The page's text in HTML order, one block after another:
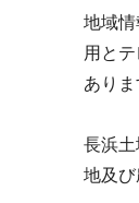
地域
用と
ありま
長浜
地及び